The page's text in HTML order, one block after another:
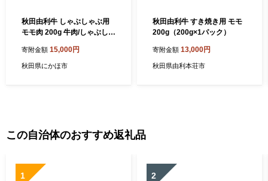
秋田由利牛 しゃぶしゃぶ用
モモ肉 200g 牛肉/しゃぶしゃ
寄附金額 15,000円
秋田県にかほ市
秋田由利牛 すき焼き用 モモ
200g（200g×1パック）
寄附金額 13,000円
秋田県由利本荘市
この自治体のおすすめ返礼品
1 2